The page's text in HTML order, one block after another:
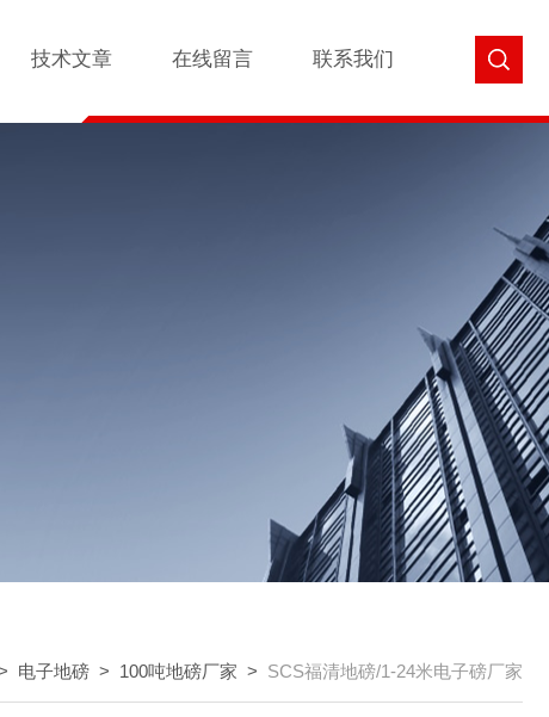
技术文章 在线留言 联系我们
电子地磅 > 100吨地磅厂家 > SCS福清地磅/1-24米电子磅厂家